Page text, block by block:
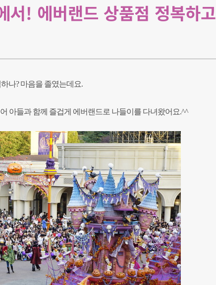
서! 에버랜드 상품점 정복하고
나? 마음을 졸였는데요.
아들과 함께 즐겁게 에버랜드로 나들이를 다녀왔어요.^^